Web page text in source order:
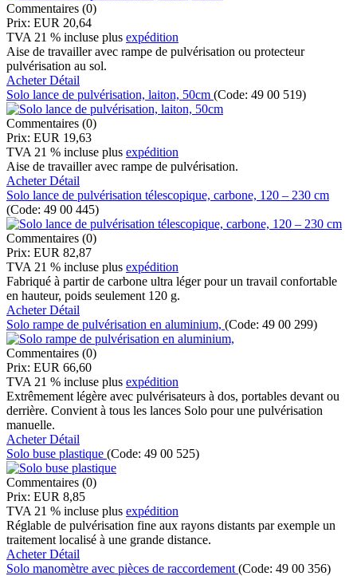
Commentaires (0)
Prix: EUR 20,64
TVA 21 % incluse plus expédition
Aise de travailler avec rampe de pulvérisation ou protecteur
pulvérisation au sol.
AcheterDétail
Solo lance de pulvérisation, laiton, 50cm (Code: 49 00 519)
Commentaires (0)
Prix: EUR 19,63
TVA 21 % incluse plus expédition
Aise de travailler avec rampe de pulvérisation.
AcheterDétail
Solo lance de pulvérisation télescopique, carbone, 120 – 230 cm
(Code: 49 00 445)
Commentaires (0)
Prix: EUR 82,87
TVA 21 % incluse plus expédition
Fabriqué à partir de carbone ultra léger pour un travail confortable
en hauteur, poids seulement 120 g.
AcheterDétail
Solo rampe de pulvérisation en aluminium, (Code: 49 00 299)
Commentaires (0)
Prix: EUR 66,60
TVA 21 % incluse plus expédition
Extrêmement légère avec pulvérisateurs à dos, portables devant ou
derrière. Convient à tous les lances Solo pour une pulvérisation
manuelle.
AcheterDétail
Solo buse plastique (Code: 49 00 525)
Commentaires (0)
Prix: EUR 8,85
TVA 21 % incluse plus expédition
Réglable de pulvérisation fine aux rayons distants par exemple un
traitement localisé à une grande distance.
AcheterDétail
Solo manomètre avec pièces de raccordement (Code: 49 00 356)